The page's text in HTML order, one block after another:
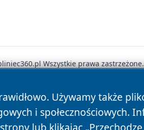
Używamy także
i społecznościowych.
lub klikając
Wszystkie prawa zastrzeżone.
Prywatności Polityka